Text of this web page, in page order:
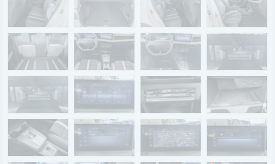
Probefahrt
Mietwagen
Ankauf
WERKSTATTTERMIN
Teile & Zubehör
Renault Service